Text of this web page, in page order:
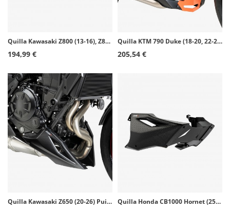
Quilla Kawasaki Z800 (13-16), Z800E (13-16) Puig Negro 6507J
194,99 €
Quilla KTM 790 Duke (18-20, 22-24, 26), 890 Duke/GP/R (20-25) Puig Negro 9669J
205,54 €
Quilla Kawasaki Z650 (20-26) Puig Símil Carbono 22531C Quilla Honda CB1000 Hornet (25-26) Puig Símil Carbono 22385C